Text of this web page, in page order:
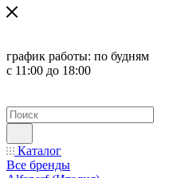
график работы: по будням
с 11:00 до 18:00
Каталог
Все бренды